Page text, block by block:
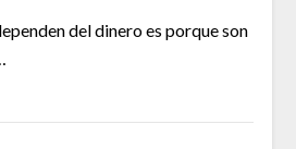
del dinero es porque son